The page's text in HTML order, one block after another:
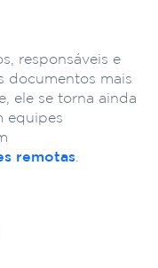
responsáveis e
documentos mais
ele se torna ainda
equipes
remotas